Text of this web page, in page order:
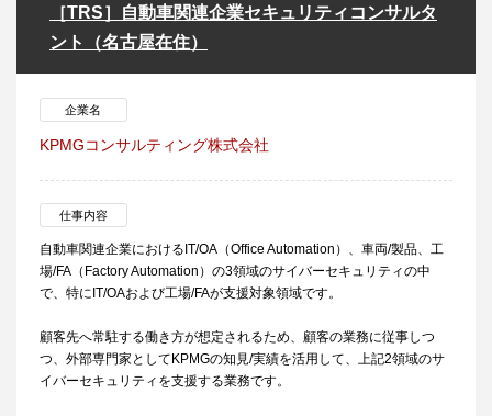
［TRS］自動車関連企業セキュリティコンサルタ
ント（名古屋在住）
企業名
KPMGコンサルティング株式会社
仕事内容
自動車関連企業におけるIT/OA（Office Automation）、車両/製品、工
場/FA（Factory Automation）の3領域のサイバーセキュリティの中
で、特にIT/OAおよび工場/FAが支援対象領域です。
顧客先へ常駐する働き方が想定されるため、顧客の業務に従事しつ
つ、外部専門家としてKPMGの知見/実績を活用して、上記2領域のサ
イバーセキュリティを支援する業務です。